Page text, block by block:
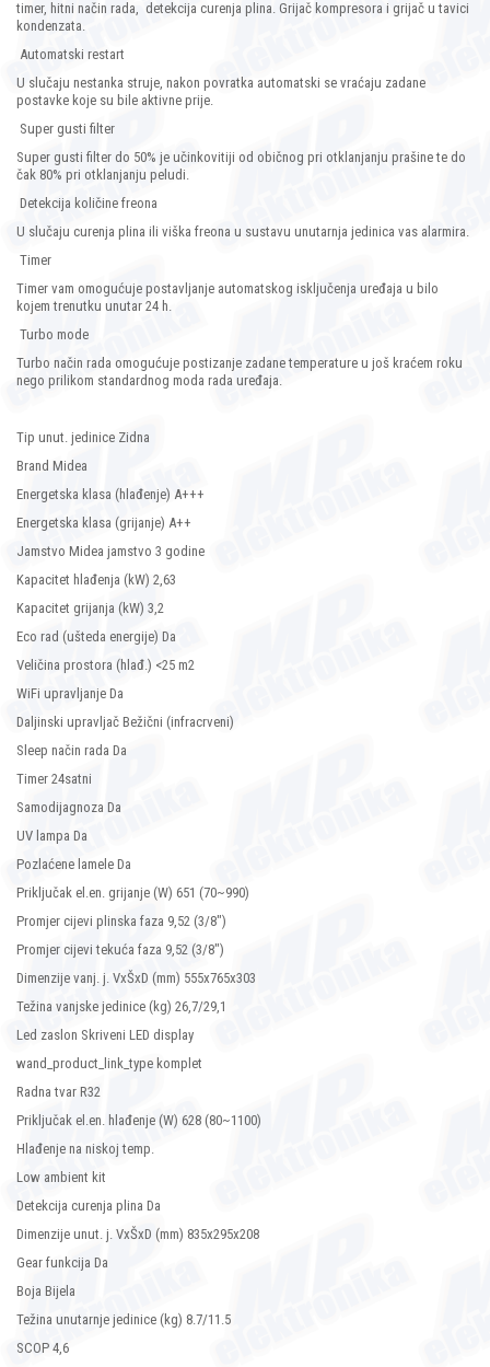
timer, hitni način rada, detekcija curenja plina. Grijač kompresora i grijač u tavici
kondenzata.
Automatski restart
U slučaju nestanka struje, nakon povratka automatski se vraćaju zadane
postavke koje su bile aktivne prije.
Super gusti filter
Super gusti filter do 50% je učinkovitiji od običnog pri otklanjanju prašine te do
čak 80% pri otklanjanju peludi.
Detekcija količine freona
U slučaju curenja plina ili viška freona u sustavu unutarnja jedinica vas alarmira.
Timer
Timer vam omogućuje postavljanje automatskog isključenja uređaja u bilo
kojem trenutku unutar 24 h.
Turbo mode
Turbo način rada omogućuje postizanje zadane temperature u još kraćem roku
nego prilikom standardnog moda rada uređaja.
Tip unut. jedinice Zidna
Brand Midea
Energetska klasa (hlađenje) A+++
Energetska klasa (grijanje) A++
Jamstvo Midea jamstvo 3 godine
Kapacitet hlađenja (kW) 2,63
Kapacitet grijanja (kW) 3,2
Eco rad (ušteda energije) Da
Veličina prostora (hlađ.) <25 m2
WiFi upravljanje Da
Daljinski upravljač Bežični (infracrveni)
Sleep način rada Da
Timer 24satni
Samodijagnoza Da
UV lampa Da
Pozlaćene lamele Da
Priključak el.en. grijanje (W) 651 (70~990)
Promjer cijevi plinska faza 9,52 (3/8")
Promjer cijevi tekuća faza 9,52 (3/8")
Dimenzije vanj. j. VxŠxD (mm) 555x765x303
Težina vanjske jedinice (kg) 26,7/29,1
Led zaslon Skriveni LED display
wand_product_link_type komplet
Radna tvar R32
Priključak el.en. hlađenje (W) 628 (80~1100)
Hlađenje na niskoj temp.
Low ambient kit
Detekcija curenja plina Da
Dimenzije unut. j. VxŠxD (mm) 835x295x208
Gear funkcija Da
Boja Bijela
Težina unutarnje jedinice (kg) 8.7/11.5
SCOP 4,6